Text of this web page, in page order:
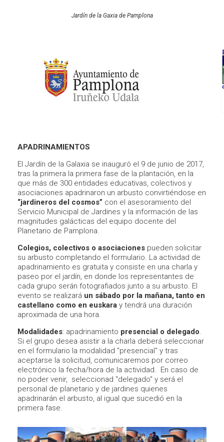
Jardín de la Gaxia de Pamplona
APADRINAMIENTOS
El Jardín de la Galaxia se inauguró el 9 de junio de 2017,
tras la primera la primera fase de la plantación, en la
que más de 300 entidades educativas, colectivos y
asociaciones apadrinaron un arbusto convirtiéndose en
“jardineros del cosmos” con el asesoramiento del
Servicio Municipal de Jardines y la información de las
magnitudes galácticas del equipo docente del
Planetario de Pamplona.
Colegios, colectivos o asociaciones pueden solicitar
su arbusto completando el formulario. La actividad de
apadrinamiento es gratuita y consiste en una charla y
paseo por el jardín, en donde los representantes de
cada grupo serán fotografiados junto a su arbusto. El
evento se realizará un sábado por la mañana, tanto en
castellano como en euskara y tendrá una duración
aproximada de una hora.
Modalidades: apadrinamiento presencial o delegado.
Si el grupo desea asistir a la charla deberá seleccionar
en el formulario la modalidad "presencial" y tras
aceptarse la solicitud, comunicaremos por correo
electrónico la fecha/hora de la actividad. En caso de
no poder venir, seleccionad "delegado" y será el
personal de planetario y de jardines quienes
apadrinarán el arbusto, al igual que sucedió en la
primera fase.